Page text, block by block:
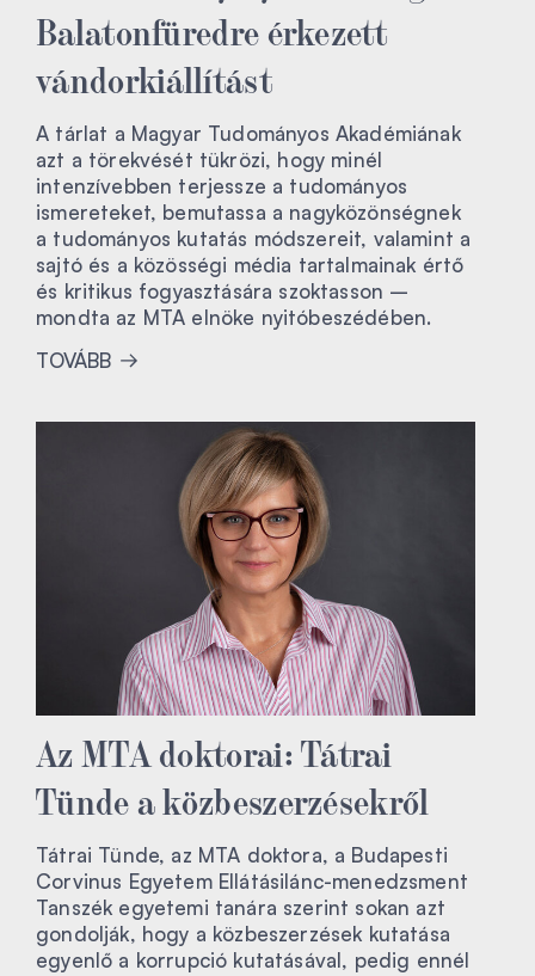
Balatonfüredre érkezett
vándorkiállítást
A tárlat a Magyar Tudományos Akadémiának
azt a törekvését tükrözi, hogy minél
intenzívebben terjessze a tudományos
ismereteket, bemutassa a nagyközönségnek
a tudományos kutatás módszereit, valamint a
sajtó és a közösségi média tartalmainak értő
és kritikus fogyasztására szoktasson –
mondta az MTA elnöke nyitóbeszédében.
TOVÁBB
Az MTA doktorai: Tátrai
Tünde a közbeszerzésekről
Tátrai Tünde, az MTA doktora, a Budapesti
Corvinus Egyetem Ellátásilánc-menedzsment
Tanszék egyetemi tanára szerint sokan azt
gondolják, hogy a közbeszerzések kutatása
egyenlő a korrupció kutatásával, pedig ennél